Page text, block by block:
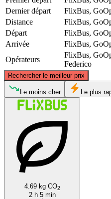
Dernier départ
FlixBus,
Distance
FlixBus,
Départ
FlixBus,
Arrivée
FlixBus,
Opérateurs
FlixBus,
Federico
Rechercher le meilleur prix
Le moins cher Le plus
4.69 kg CO2
2 h 5 min